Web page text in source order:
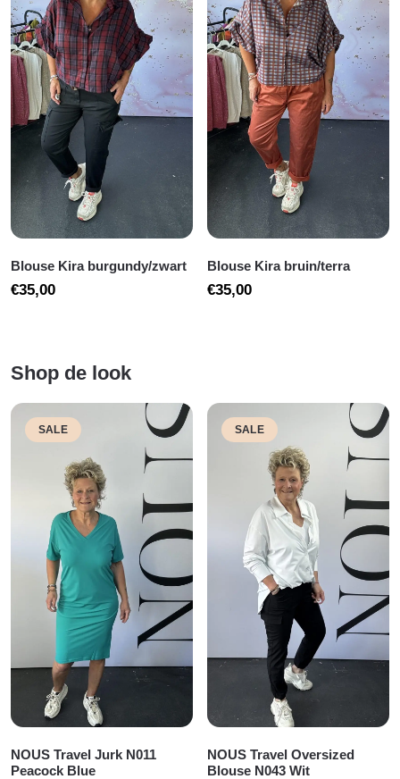
Blouse Kira burgundy/zwart
€35,00
Blouse Kira bruin/terra
€35,00
Shop de look
SALE
NOUS Travel Jurk N011
Peacock Blue
SALE
NOUS Travel Oversized
Blouse N043 Wit